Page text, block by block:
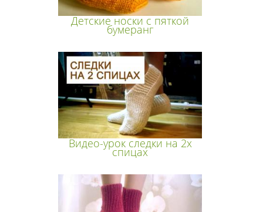
Детские носки с пяткой
бумеранг
Видео-урок следки на 2х
спицах